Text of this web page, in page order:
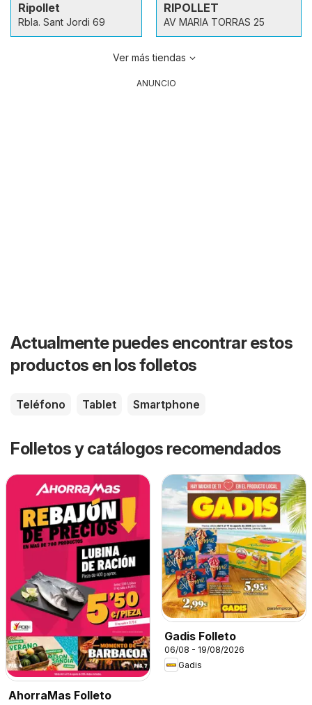
Ripollet
Rbla. Sant Jordi 69
RIPOLLET
AV MARIA TORRAS 25
Ver más tiendas
ANUNCIO
Actualmente puedes encontrar estos
productos en los folletos
Teléfono Tablet Smartphone
Folletos y catálogos recomendados
AhorraMas Folleto
Gadis Folleto
06/08 - 19/08/2026
Gadis